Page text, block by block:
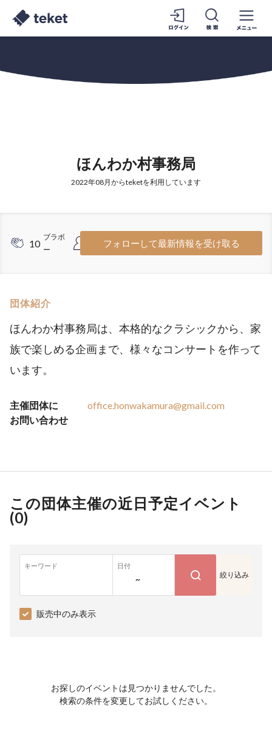
ほんわか村事務局
2022年08月からteketを利用しています
10
ブラボ
ー
ー
フォローして最新情報を受け取る
団体紹介
ほんわか村事務局は、本格的なクラシックから、家
族で楽しめる企画まで、様々なコンサートを作って
います。
主催団体に
お問い合わせ
office.honwakamura@gmail.com
この団体主催の近日予定イベント
(0)
キーワード 日付
~ 絞り込み
販売中のみ表示
お探しのイベントは見つかりませんでした。
検索の条件を変更してお試しください。